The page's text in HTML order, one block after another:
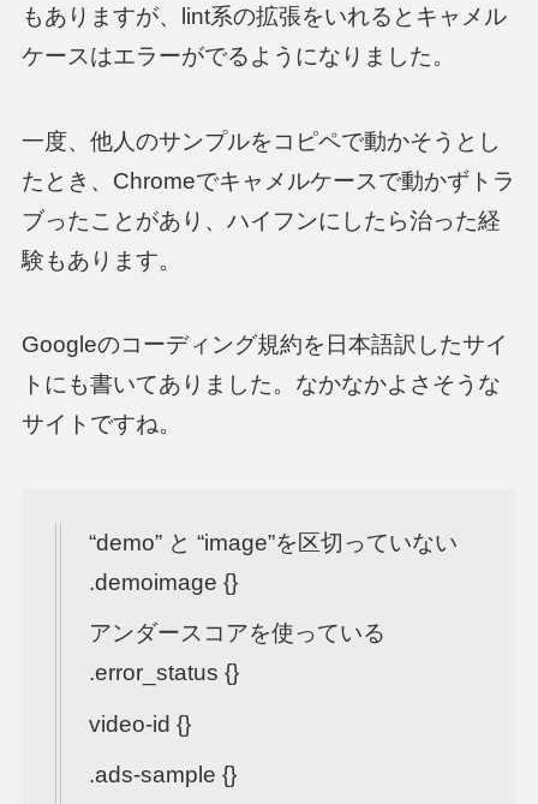
もありますが、lint系の拡張をいれるとキャメル
ケースはエラーがでるようになりました。
一度、他人のサンプルをコピペで動かそうとし
たとき、Chromeでキャメルケースで動かずトラ
ブったことがあり、ハイフンにしたら治った経
験もあります。
Googleのコーディング規約を日本語訳したサイ
トにも書いてありました。なかなかよさそうな
サイトですね。
“demo” と “image”を区切っていない
.demoimage {}
アンダースコアを使っている
.error_status {}
video-id {}
.ads-sample {}